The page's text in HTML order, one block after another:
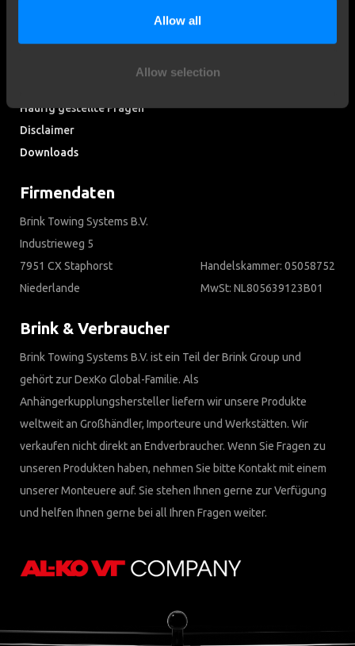
Allow all
Allow selection
Häufig gestellte Fragen
Disclaimer
Downloads
Firmendaten
Brink Towing Systems B.V.
Industrieweg 5
7951 CX Staphorst
Niederlande
Handelskammer: 05058752
MwSt: NL805639123B01
Brink & Verbraucher
Brink Towing Systems B.V. ist ein Teil der Brink Group und
gehört zur DexKo Global-Familie. Als
Anhängerkupplungshersteller liefern wir unsere Produkte
weltweit an Großhändler, Importeure und Werkstätten. Wir
verkaufen nicht direkt an Endverbraucher. Wenn Sie Fragen zu
unseren Produkten haben, nehmen Sie bitte Kontakt mit einem
unserer Monteuere auf. Sie stehen Ihnen gerne zur Verfügung
und helfen Ihnen gerne bei all Ihren Fragen weiter.